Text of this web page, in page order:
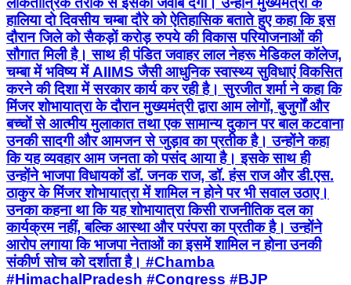
हालिया दो दिवसीय चम्बा दौरे को ऐतिहासिक बताते हुए कहा कि इस
दौरान जिले को सैकड़ों करोड़ रुपये की विकास परियोजनाओं की
सौगात मिली है। साथ ही पंडित जवाहर लाल नेहरू मेडिकल कॉलेज,
चम्बा में भविष्य में AIIMS जैसी आधुनिक स्वास्थ्य सुविधाएं विकसित
करने की दिशा में सरकार कार्य कर रही है। सुरजीत शर्मा ने कहा कि
मिंजर शोभायात्रा के दौरान मुख्यमंत्री द्वारा आम लोगों, बुजुर्गों और
बच्चों से आत्मीय मुलाकात तथा एक सामान्य दुकान पर बाल कटवाना
उनकी सादगी और आमजन से जुड़ाव का प्रतीक है। उन्होंने कहा
कि यह व्यवहार आम जनता को पसंद आया है। इसके साथ ही
उन्होंने भाजपा विधायकों डॉ. जनक राज, डॉ. हंस राज और डी.एस.
ठाकुर के मिंजर शोभायात्रा में शामिल न होने पर भी सवाल उठाए।
उनका कहना था कि यह शोभायात्रा किसी राजनीतिक दल का
कार्यक्रम नहीं, बल्कि आस्था और परंपरा का प्रतीक है। उन्होंने
आरोप लगाया कि भाजपा नेताओं का इसमें शामिल न होना उनकी
संकीर्ण सोच को दर्शाता है। #Chamba
#HimachalPradesh #Congress #BJP